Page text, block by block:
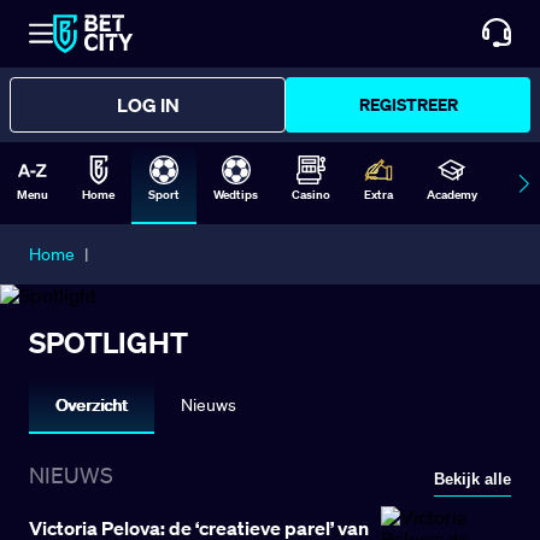
LOG IN REGISTREER
Menu Home Sport Wedtips Casino Extra Academy
Home |
SPOTLIGHT
Overzicht Nieuws
NIEUWS Bekijk alle
Victoria Pelova: de ‘creatieve parel’ van